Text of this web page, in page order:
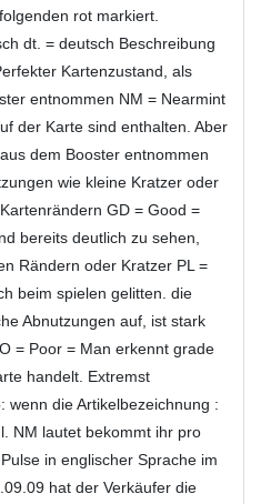
rot markiert.
dt. = deutsch Beschreibung
Kartenzustand, als
entnommen NM = Nearmint
der Karte sind enthalten. Aber
dem Booster entnommen
wie kleine Kratzer oder
GD = Good =
bereits deutlich zu sehen,
Rändern oder Kratzer PL =
beim spielen gelitten. die
Abnutzungen auf, ist stark
= Poor = Man erkennt grade
handelt. Extremst
wenn die Artikelbezeichnung :
NM lautet bekommt ihr pro
in englischer Sprache im
hat der Verkäufer die